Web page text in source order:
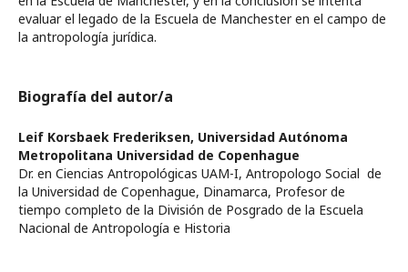
evaluar el legado de la Escuela de Manchester en el campo de
la antropología jurídica.
Biografía del autor/a
Leif Korsbaek Frederiksen, Universidad Autónoma
Metropolitana Universidad de Copenhague
Dr. en Ciencias Antropológicas UAM-I, Antropologo Social de
la Universidad de Copenhague, Dinamarca, Profesor de
tiempo completo de la División de Posgrado de la Escuela
Nacional de Antropología e Historia